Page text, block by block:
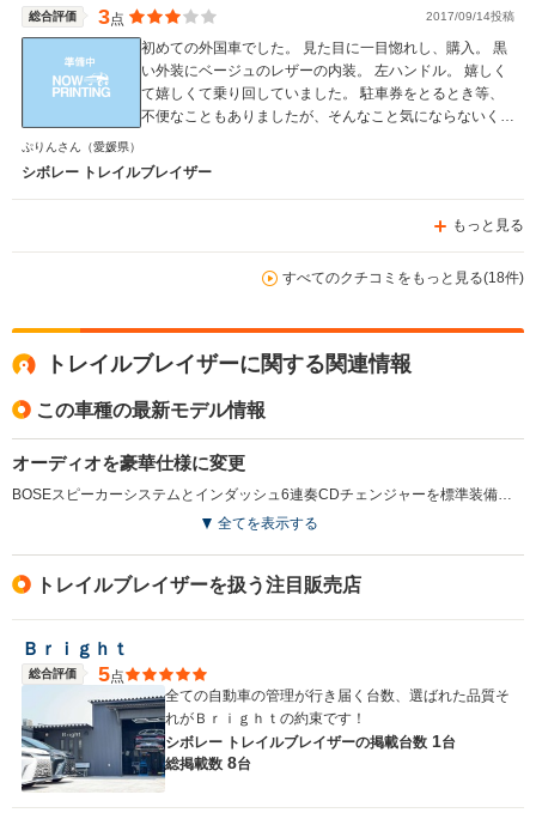
総合評価 3点 2017/09/14投稿
初めての外国車でした。 見た目に一目惚れし、購入。 黒
い外装にベージュのレザーの内装。 左ハンドル。 嬉しく
て嬉しくて乗り回していました。 駐車券をとるとき等、
不便なこともありましたが、そんなこと気にならないくら
いて、冬のドライブも快適です。 とくにトラブルや故障
もなく、安心して乗れていました。 重厚感もあります。
くできました。 ただ、維持費が高いのです。 自動車税も
高ければ、燃費も悪い。 保険料も高い。 車両保険をつけ
ていたので、なおさらです。 少し走るたびに１００円玉
なかった私は、初回の車検前に手放しました。 お金に余
ところを見かけると、あ、いいなーと指をくわえて眺めて
しまいます。
ぷりんさん （愛媛県）
シボレー トレイルブレイザー
もっと見る
すべてのクチコミをもっと見る(18件)
トレイルブレイザーに関する関連情報
この車種の最新モデル情報
オーディオを豪華仕様に変更
BOSEスピーカーシステムとインダッシュ6連奏CDチェンジャーを標準装備とし、オーディオシステムを高級化させた。なお、04年モデルからスズキが販売していたが、この07年モデルからGM正規販売店での販売となった。（2007.4）
全てを表示する
トレイルブレイザーを扱う注目販売店
Ｂｒｉｇｈｔ
総合評価 5点
全ての自動車の管理が行き届く台数、選ばれた品質そ
れがＢｒｉｇｈｔの約束です！
シボレー トレイルブレイザーの掲載台数 1台
総掲載数 8台